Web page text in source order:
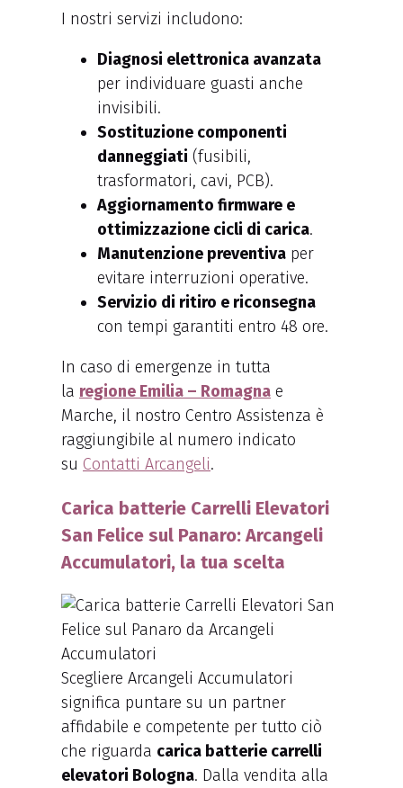
I nostri servizi includono:
Diagnosi elettronica avanzata
per individuare guasti anche
invisibili.
Sostituzione componenti
danneggiati (fusibili,
trasformatori, cavi, PCB).
Aggiornamento firmware e
ottimizzazione cicli di carica.
Manutenzione preventiva per
evitare interruzioni operative.
Servizio di ritiro e riconsegna
con tempi garantiti entro 48 ore.
In caso di emergenze in tutta
la regione Emilia – Romagna e
Marche, il nostro Centro Assistenza è
raggiungibile al numero indicato
su Contatti Arcangeli.
Carica batterie Carrelli Elevatori
San Felice sul Panaro: Arcangeli
Accumulatori, la tua scelta
Scegliere Arcangeli Accumulatori
significa puntare su un partner
affidabile e competente per tutto ciò
che riguarda carica batterie carrelli
elevatori Bologna. Dalla vendita alla